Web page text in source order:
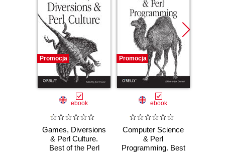
Promocja
ebook
Games, Diversions
& Perl Culture.
Best of the Perl
Promocja
ebook
Computer Science
& Perl
Programming. Best